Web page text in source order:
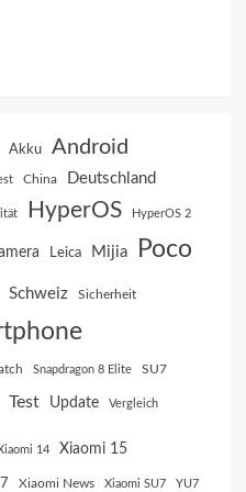
Akku Android
China Deutschland
HyperOS HyperOS 2
Leica Mijia
Poco
Schweiz Sicherheit
Snapdragon 8 Elite SU7
Test Update Vergleich
14 Xiaomi 15
Xiaomi News Xiaomi SU7 YU7